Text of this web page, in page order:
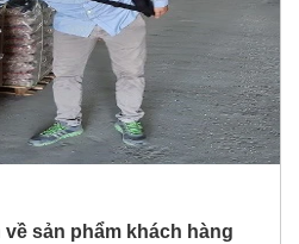
sản phẩm khách hàng